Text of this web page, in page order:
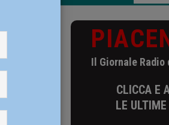
Il Giornale Radio
CLICCA E
LE